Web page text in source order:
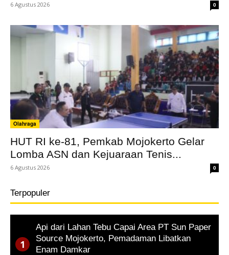
6 Agustus 2026 0
Olahraga
HUT RI ke-81, Pemkab Mojokerto Gelar
Lomba ASN dan Kejuaraan Tenis...
6 Agustus 2026 0
Terpopuler
Api dari Lahan Tebu Capai Area PT Sun Paper
Source Mojokerto, Pemadaman Libatkan
Enam Damkar